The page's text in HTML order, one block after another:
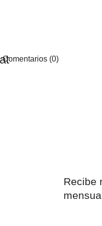
Comentarios (0)
Recibe